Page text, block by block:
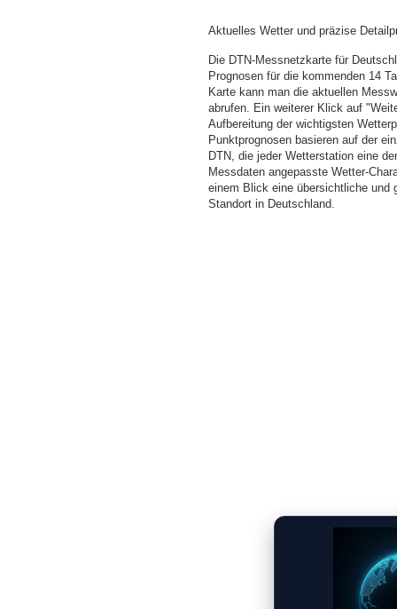
Aktuelles Wetter und präzise
Die DTN-Messnetzkarte für
Prognosen für die kommenden 14
Karte kann man die aktuellen
abrufen. Ein weiterer Klick auf
Aufbereitung der wichtigsten
Punktprognosen basieren auf der
DTN, die jeder Wetterstation eine
Messdaten angepasste Wetter-
einem Blick eine übersichtliche und
Standort in Deutschland.